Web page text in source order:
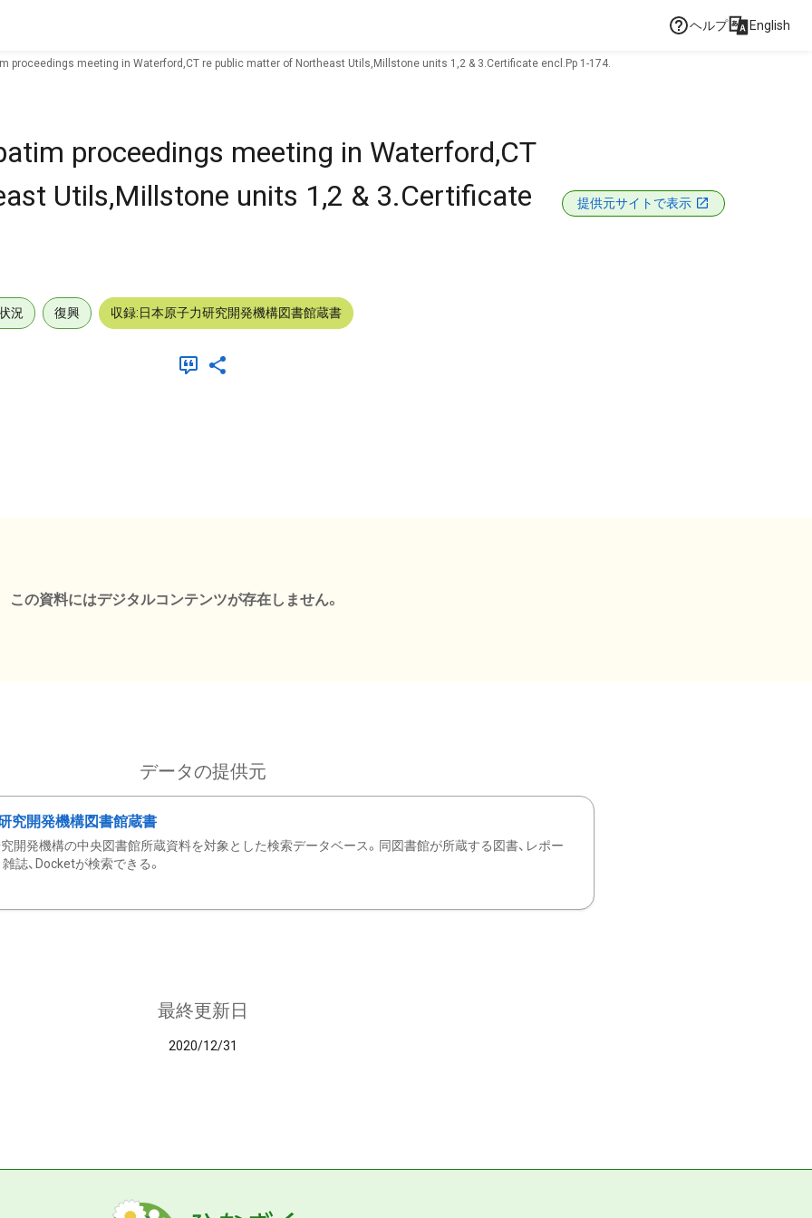
ヘルプ English
proceedings meeting in Waterford,CT re public matter of Northeast Utils,Millstone units 1,2 & 3.Certificate encl.Pp 1-174.
proceedings meeting in Waterford,CT
Utils,Millstone units 1,2 & 3.Certificate
提供元サイトで表示
況 復興 収録:日本原子力研究開発機構図書館蔵書
この資料にはデジタルコンテンツが存在しません。
データの提供元
究開発機構図書館蔵書
開発機構の中央図書館所蔵資料を対象とした検索データベース。同図書館が所蔵する図書、レポー
雑誌、Docketが検索できる。
最終更新日
2020/12/31